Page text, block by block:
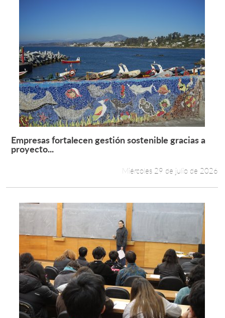
Leer más +
Empresas fortalecen gestión sostenible gracias a
proyecto...
Miércoles 29 de julio de 2026